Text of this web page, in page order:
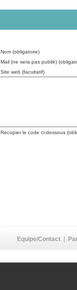
Nom (obligatoire)
Mail (ne sera pas publié)
Site web (facultatif)
Recopier le code ci-dessous
Equipe/Contact